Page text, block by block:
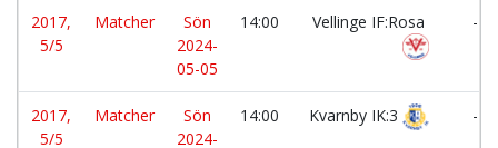
2017,
5/5
Matcher
Sön
2024-
05-05
14:00 Vellinge IF:Rosa -
2017,
5/5
Matcher
Sön
2024-
14:00 Kvarnby IK:3 -